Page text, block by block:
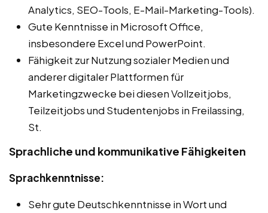
Analytics, SEO-Tools, E-Mail-Marketing-Tools).
Gute Kenntnisse in Microsoft Office,
insbesondere Excel und PowerPoint.
Fähigkeit zur Nutzung sozialer Medien und
anderer digitaler Plattformen für
Marketingzwecke bei diesen Vollzeitjobs,
Teilzeitjobs und Studentenjobs in Freilassing,
St.
Sprachliche und kommunikative Fähigkeiten
Sprachkenntnisse:
Sehr gute Deutschkenntnisse in Wort und